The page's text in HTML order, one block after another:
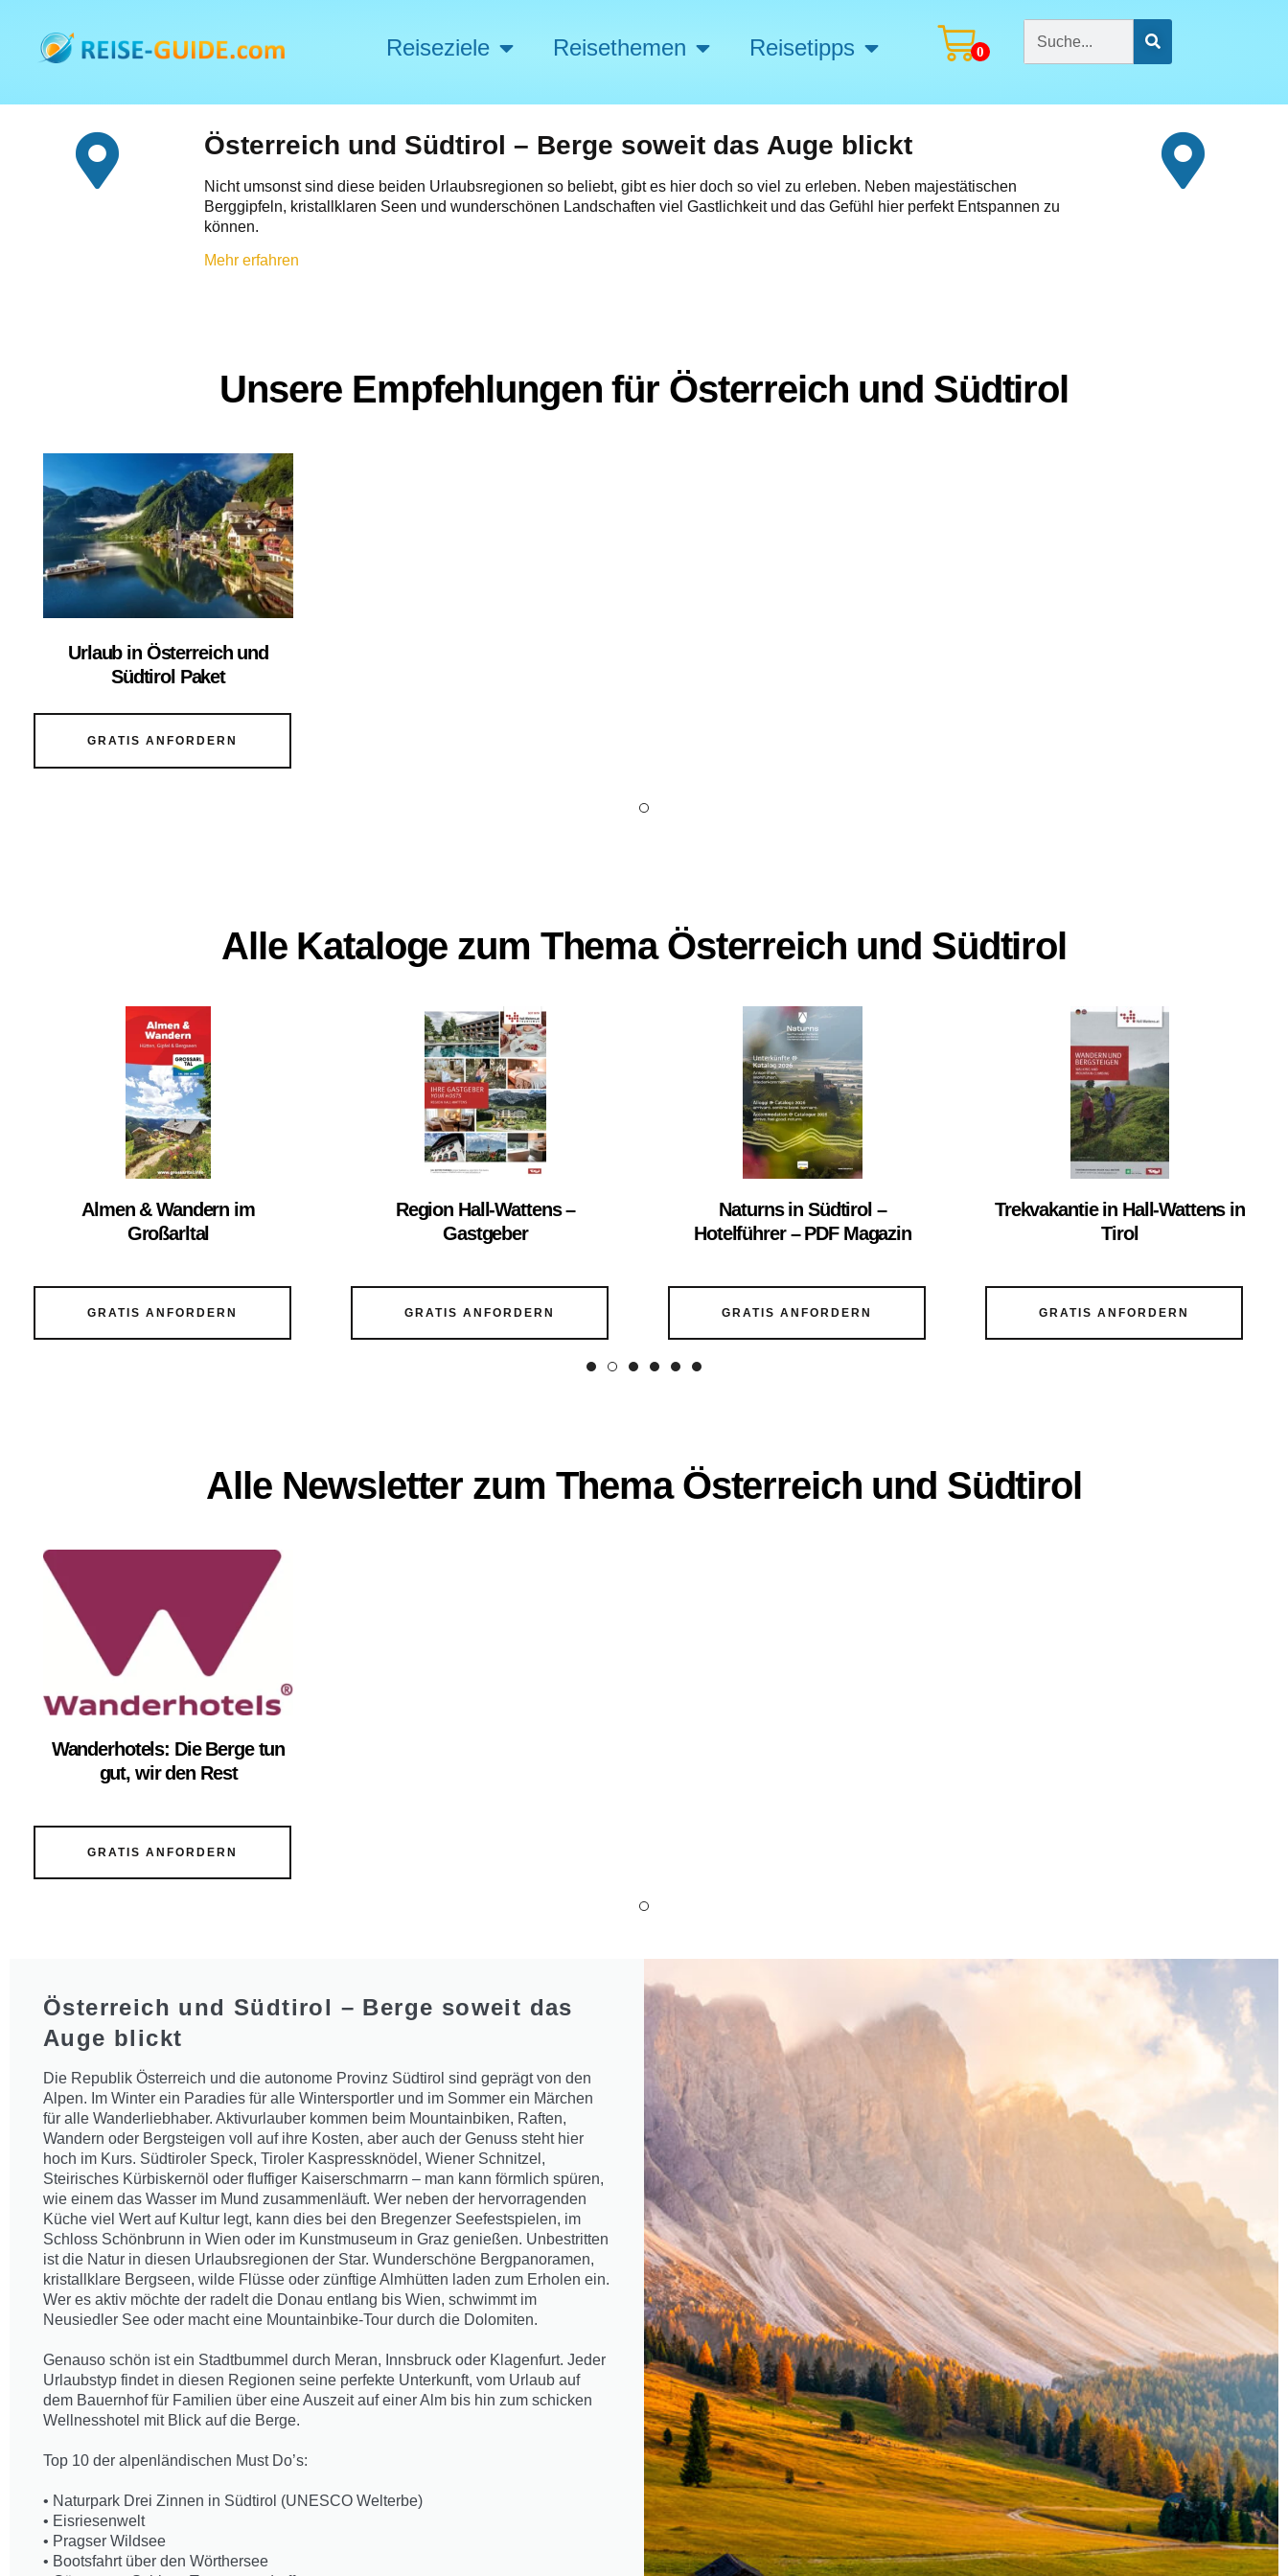
Reiseziele Reisethemen Reisetipps 0
Österreich und Südtirol – Berge soweit das Auge blickt
Nicht umsonst sind diese beiden Urlaubsregionen so beliebt, gibt es hier doch so viel zu erleben. Neben majestätischen
Berggipfeln, kristallklaren Seen und wunderschönen Landschaften viel Gastlichkeit und das Gefühl hier perfekt Entspannen zu
können.
Mehr erfahren
Unsere Empfehlungen für Österreich und Südtirol
Urlaub in Österreich und
Südtirol Paket
GRATIS ANFORDERN
Alle Kataloge zum Thema Österreich und Südtirol
Almen & Wandern im
Großarltal
GRATIS ANFORDERN
Region Hall-Wattens –
Gastgeber
GRATIS ANFORDERN
Naturns in Südtirol –
Hotelführer – PDF Magazin
GRATIS ANFORDERN
Trekvakantie in Hall-Wattens in
Tirol
GRATIS ANFORDERN
Alle Newsletter zum Thema Österreich und Südtirol
Wanderhotels: Die Berge tun
gut, wir den Rest
GRATIS ANFORDERN
Österreich und Südtirol – Berge soweit das
Auge blickt
Die Republik Österreich und die autonome Provinz Südtirol sind geprägt von den
Alpen. Im Winter ein Paradies für alle Wintersportler und im Sommer ein Märchen
für alle Wanderliebhaber. Aktivurlauber kommen beim Mountainbiken, Raften,
Wandern oder Bergsteigen voll auf ihre Kosten, aber auch der Genuss steht hier
hoch im Kurs. Südtiroler Speck, Tiroler Kaspressknödel, Wiener Schnitzel,
Steirisches Kürbiskernöl oder fluffiger Kaiserschmarrn – man kann förmlich spüren,
wie einem das Wasser im Mund zusammenläuft. Wer neben der hervorragenden
Küche viel Wert auf Kultur legt, kann dies bei den Bregenzer Seefestspielen, im
Schloss Schönbrunn in Wien oder im Kunstmuseum in Graz genießen. Unbestritten
ist die Natur in diesen Urlaubsregionen der Star. Wunderschöne Bergpanoramen,
kristallklare Bergseen, wilde Flüsse oder zünftige Almhütten laden zum Erholen ein.
Wer es aktiv möchte der radelt die Donau entlang bis Wien, schwimmt im
Neusiedler See oder macht eine Mountainbike-Tour durch die Dolomiten.
Genauso schön ist ein Stadtbummel durch Meran, Innsbruck oder Klagenfurt. Jeder
Urlaubstyp findet in diesen Regionen seine perfekte Unterkunft, vom Urlaub auf
dem Bauernhof für Familien über eine Auszeit auf einer Alm bis hin zum schicken
Wellnesshotel mit Blick auf die Berge.
Top 10 der alpenländischen Must Do’s:
• Naturpark Drei Zinnen in Südtirol (UNESCO Welterbe)
• Eisriesenwelt
• Pragser Wildsee
• Bootsfahrt über den Wörthersee